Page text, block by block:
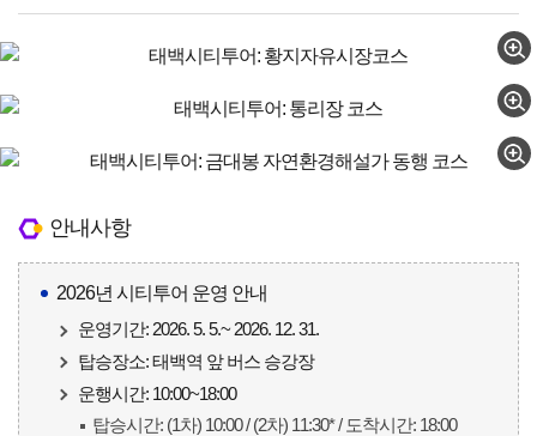
안내사항
2026년 시티투어 운영 안내
운영기간: 2026. 5. 5.~ 2026. 12. 31.
탑승장소: 태백역 앞 버스 승강장
운행시간: 10:00~18:00
탑승시간: (1차) 10:00 / (2차) 11:30* / 도착시간: 18:00